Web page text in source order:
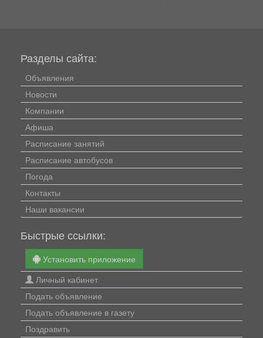
Разделы сайта:
Объявления
Новости
Компании
Афиша
Расписание занятий
Расписание автобусов
Погода
Контакты
Наши вакансии
Быстрые ссылки:
Установить приложение
Личный кабинет
Подать объявление
Подать объявление в газету
Поздравить